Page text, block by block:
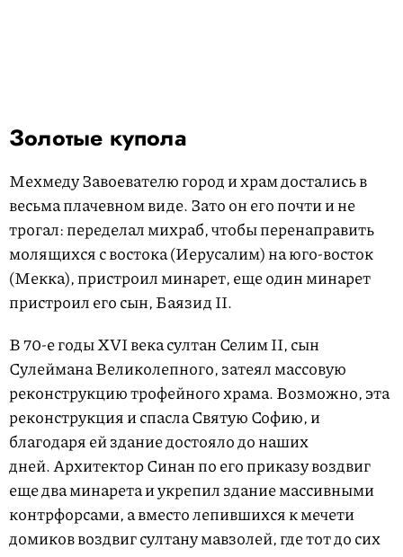
Золотые купола
Мехмеду Завоевателю город и храм достались в
весьма плачевном виде. Зато он его почти и не
трогал: переделал михраб, чтобы перенаправить
молящихся с востока (Иерусалим) на юго-восток
(Мекка), пристроил минарет, еще один минарет
пристроил его сын, Баязид II.
В 70-е годы XVI века султан Селим II, сын
Сулеймана Великолепного, затеял массовую
реконструкцию трофейного храма. Возможно, эта
реконструкция и спасла Святую Софию, и
благодаря ей здание достояло до наших
дней. Архитектор Синан по его приказу воздвиг
еще два минарета и укрепил здание массивными
контрфорсами, а вместо лепившихся к мечети
домиков воздвиг султану мавзолей, где тот до сих